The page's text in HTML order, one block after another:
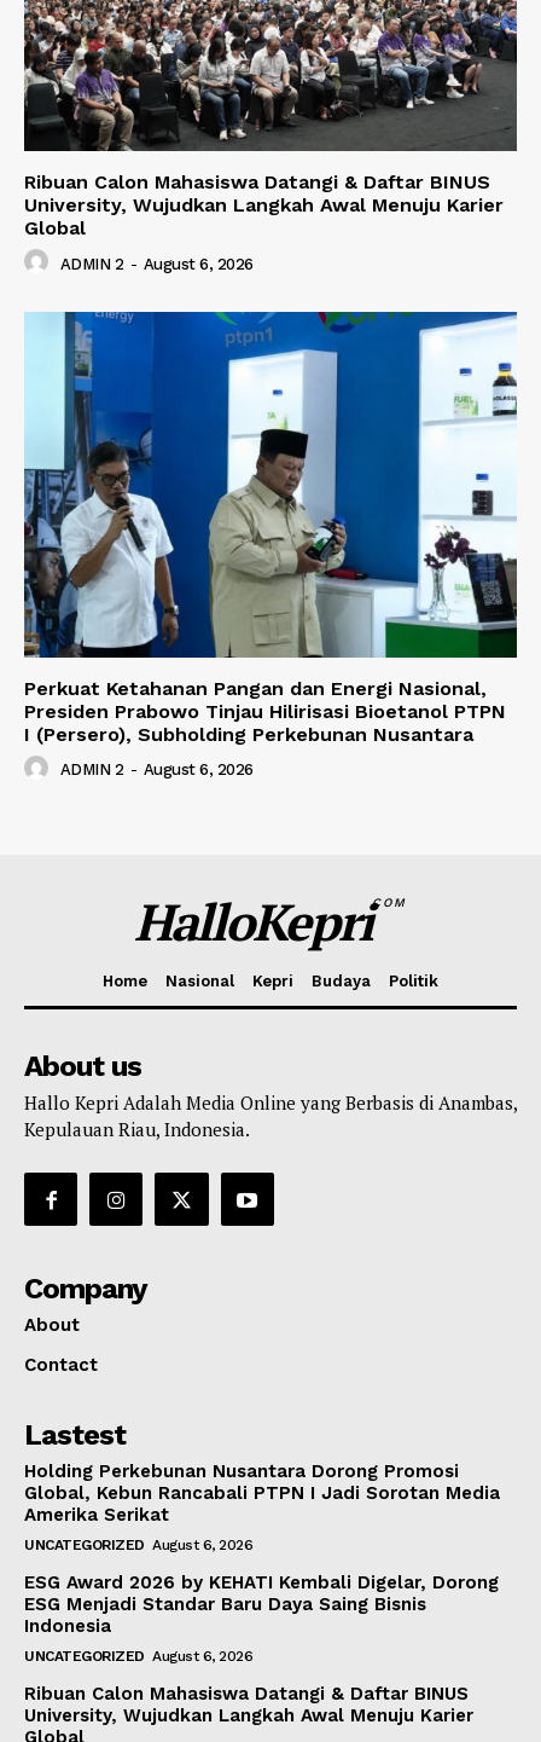
Ribuan Calon Mahasiswa Datangi & Daftar BINUS
University, Wujudkan Langkah Awal Menuju Karier
Global
ADMIN 2 - August 6, 2026
Perkuat Ketahanan Pangan dan Energi Nasional,
Presiden Prabowo Tinjau Hilirisasi Bioetanol PTPN
I (Persero), Subholding Perkebunan Nusantara
ADMIN 2 - August 6, 2026
HalloKepriCOM
Home Nasional Kepri Budaya Politik
About us
Hallo Kepri Adalah Media Online yang Berbasis di Anambas,
Kepulauan Riau, Indonesia.
Company
About
Contact
Lastest
Holding Perkebunan Nusantara Dorong Promosi
Global, Kebun Rancabali PTPN I Jadi Sorotan Media
Amerika Serikat
UNCATEGORIZED August 6, 2026
ESG Award 2026 by KEHATI Kembali Digelar, Dorong
ESG Menjadi Standar Baru Daya Saing Bisnis
Indonesia
UNCATEGORIZED August 6, 2026
Ribuan Calon Mahasiswa Datangi & Daftar BINUS
University, Wujudkan Langkah Awal Menuju Karier
Global